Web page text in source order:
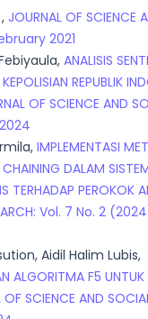
, JOURNAL OF SCIENCE
2021
ANALISIS
REPUBLIK
OF SCIENCE AND
IMPLEMENTASI
DALAM
TERHADAP PEROKOK
Vol. 7 No. 2
Aidil Halim Lubis,
ALGORITMA F5 UNTUK
OF SCIENCE AND